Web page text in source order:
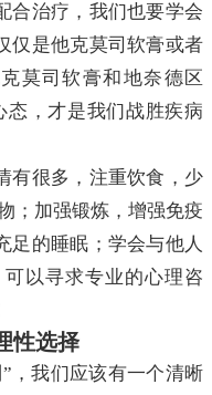
合治疗，我们也要学会
仅是他克莫司软膏或者
莫司软膏和地奈德区
态，才是我们战胜疾病
有很多，注重饮食，少
；加强锻炼，增强免疫
足的睡眠；学会与他人
以寻求专业的心理咨
性选择
，我们应该有一个清晰